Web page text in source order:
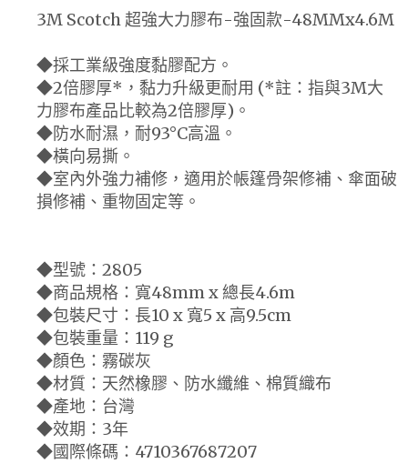
3M Scotch 超強大力膠布-強固款-48MMx4.6M
◆採工業級強度黏膠配方。
◆2倍膠厚*，黏力升級更耐用 (*註：指與3M大
力膠布產品比較為2倍膠厚)。
◆防水耐濕，耐93°C高溫。
◆橫向易撕。
◆室內外強力補修，適用於帳篷骨架修補、傘面破
損修補、重物固定等。
◆型號：2805
◆商品規格：寬48mm x 總長4.6m
◆包裝尺寸：長10 x 寬5 x 高9.5cm
◆包裝重量：119 g
◆顏色：霧碳灰
◆材質：天然橡膠、防水纖維、棉質織布
◆產地：台灣
◆效期：3年
◆國際條碼：4710367687207